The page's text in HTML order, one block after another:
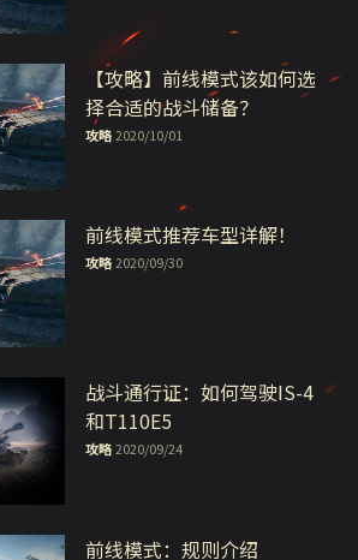
【攻略】前线模式该如何选
择合适的战斗储备？
攻略 2020/10/01
前线模式推荐车型详解！
攻略 2020/09/30
战斗通行证：如何驾驶IS-4
和T110E5
攻略 2020/09/24
前线模式：规则介绍